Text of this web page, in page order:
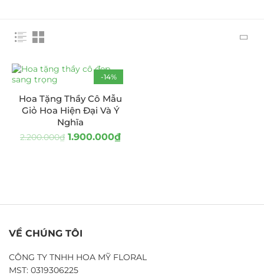
-14%
Hoa Tặng Thầy Cô Mẫu
Giỏ Hoa Hiện Đại Và Ý
Nghĩa
2.200.000₫ 1.900.000₫
VỀ CHÚNG TÔI
CÔNG TY TNHH HOA MỸ FLORAL
MST: 0319306225